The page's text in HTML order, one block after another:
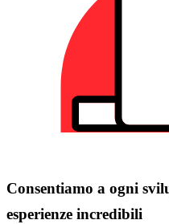
Consentiamo a ogni
esperienze incredibili